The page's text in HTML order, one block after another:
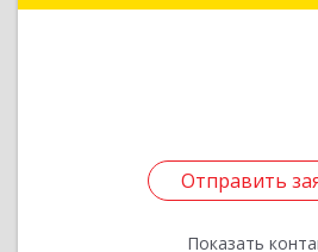
Отправить
Показать
Отправить
Назад